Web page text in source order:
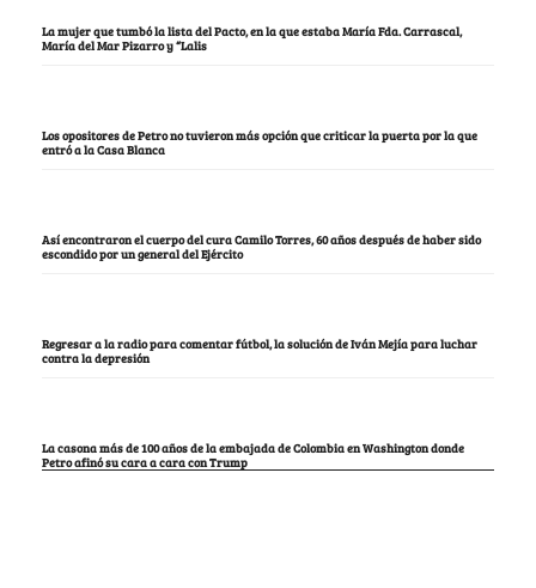
La mujer que tumbó la lista del Pacto, en la que estaba María Fda. Carrascal,
María del Mar Pizarro y “Lalis
Los opositores de Petro no tuvieron más opción que criticar la puerta por la que
entró a la Casa Blanca
Así encontraron el cuerpo del cura Camilo Torres, 60 años después de haber sido
escondido por un general del Ejército
Regresar a la radio para comentar fútbol, la solución de Iván Mejía para luchar
contra la depresión
La casona más de 100 años de la embajada de Colombia en Washington donde
Petro afinó su cara a cara con Trump